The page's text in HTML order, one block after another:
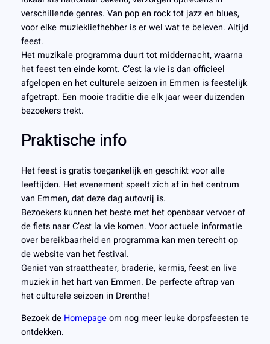
verschillende genres. Van pop en rock tot jazz en blues,
voor elke muziekliefhebber is er wel wat te beleven. Altijd
feest.
Het muzikale programma duurt tot middernacht, waarna
het feest ten einde komt. C’est la vie is dan officieel
afgelopen en het culturele seizoen in Emmen is feestelijk
afgetrapt. Een mooie traditie die elk jaar weer duizenden
bezoekers trekt.
Praktische info
Het feest is gratis toegankelijk en geschikt voor alle
leeftijden. Het evenement speelt zich af in het centrum
van Emmen, dat deze dag autovrij is.
Bezoekers kunnen het beste met het openbaar vervoer of
de fiets naar C’est la vie komen. Voor actuele informatie
over bereikbaarheid en programma kan men terecht op
de website van het festival.
Geniet van straattheater, braderie, kermis, feest en live
muziek in het hart van Emmen. De perfecte aftrap van
het culturele seizoen in Drenthe!
Bezoek deHomepageom nog meer leuke dorpsfeesten te
ontdekken.